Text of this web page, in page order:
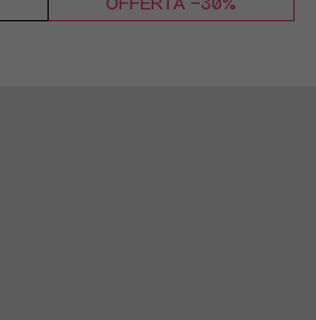
OFFERTA -30%